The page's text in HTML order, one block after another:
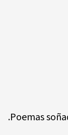
.Poemas